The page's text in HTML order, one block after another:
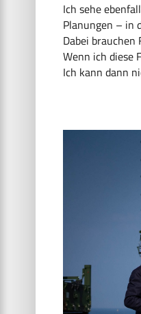
Ich sehe
Planungen – in
Dabei brauchen
Wenn ich diese
Ich kann dann